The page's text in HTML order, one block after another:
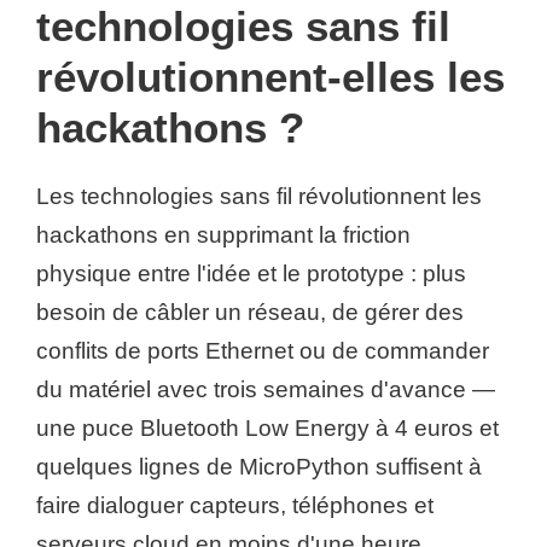
technologies sans fil
révolutionnent-elles les
hackathons ?
Les technologies sans fil révolutionnent les
hackathons en supprimant la friction
physique entre l'idée et le prototype : plus
besoin de câbler un réseau, de gérer des
conflits de ports Ethernet ou de commander
du matériel avec trois semaines d'avance —
une puce Bluetooth Low Energy à 4 euros et
quelques lignes de MicroPython suffisent à
faire dialoguer capteurs, téléphones et